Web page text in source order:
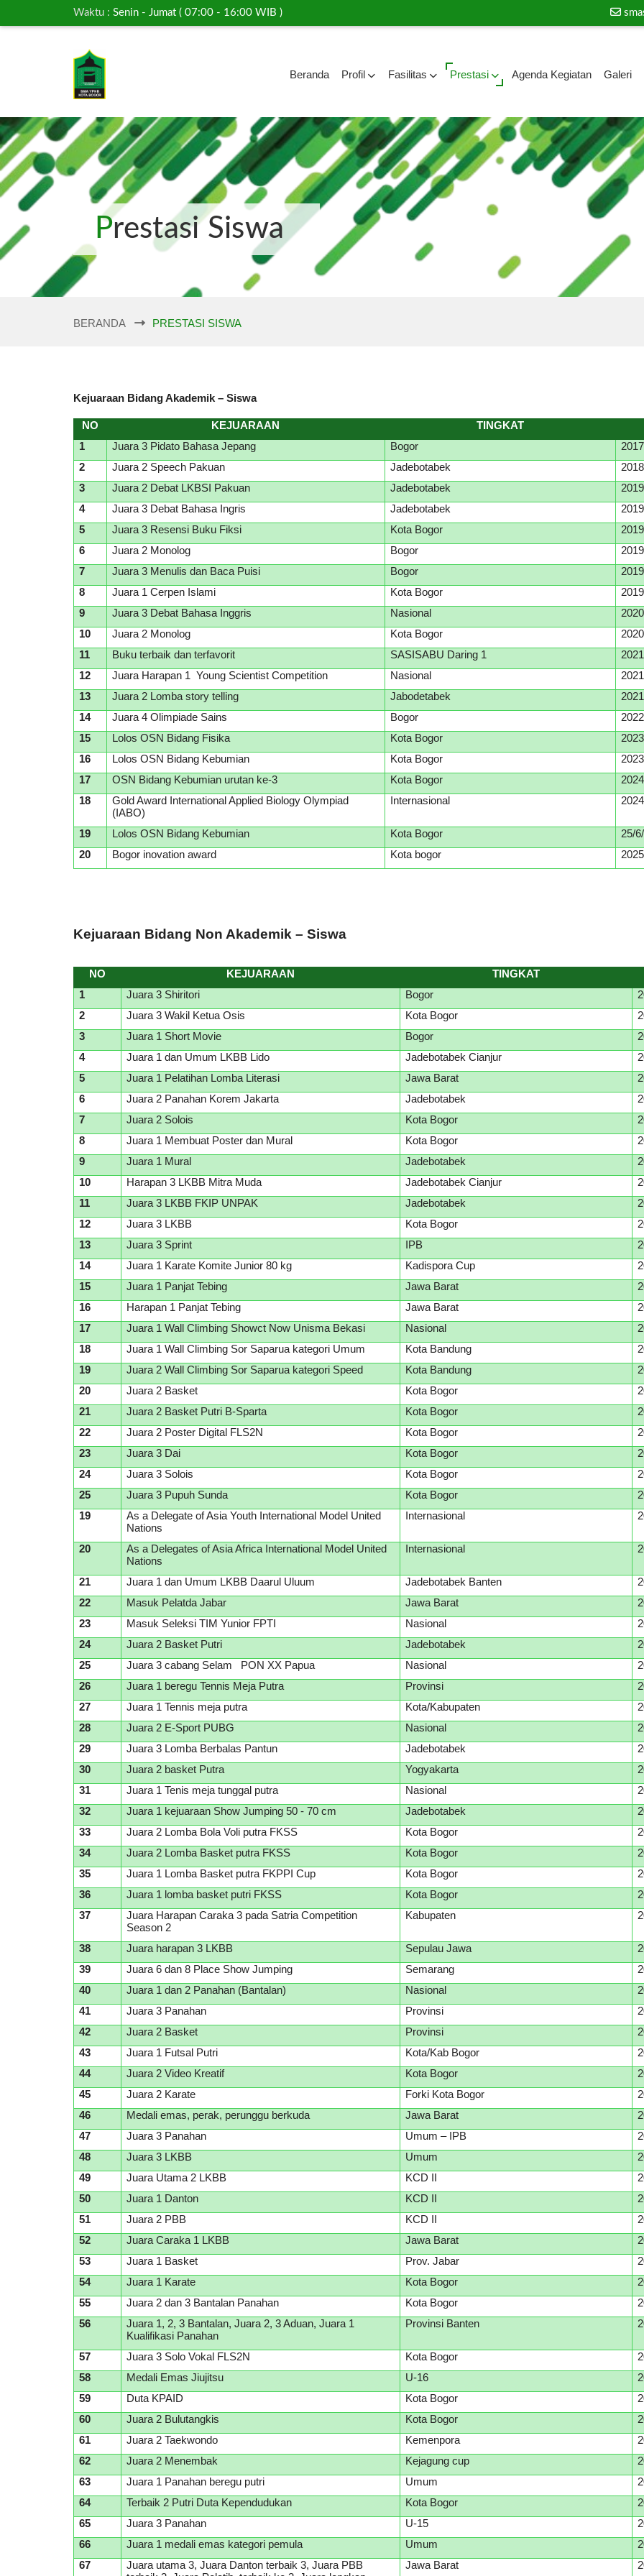
Waktu : Senin - Jumat ( 07:00 - 16:00 WIB )
Beranda Profil Fasilitas Prestasi Agenda Kegiatan Galeri
Prestasi Siswa
BERANDA PRESTASI SISWA
Kejuaraan Bidang Akademik – Siswa
NO KEJUARAAN TINGKAT
1
Juara 3 Pidato Bahasa Jepang Bogor
2017
2
Juara 2 Speech Pakuan Jadebotabek
2018
3
Juara 2 Debat LKBSI Pakuan Jadebotabek
2019
4
Juara 3 Debat Bahasa Ingris Jadebotabek
2019
5
Juara 3 Resensi Buku Fiksi Kota Bogor
2019
6
Juara 2 Monolog Bogor
2019
7
Juara 3 Menulis dan Baca Puisi Bogor
2019
8
Juara 1 Cerpen Islami Kota Bogor
2019
9
Juara 3 Debat Bahasa Inggris Nasional
2020
10
Juara 2 Monolog Kota Bogor
2020
11
Buku terbaik dan terfavorit SASISABU Daring 1
2021
12
Juara Harapan 1 Young Scientist Competition Nasional
2021
13
Juara 2 Lomba story telling Jabodetabek 2021
14
Juara 4 Olimpiade Sains Bogor
2022
15
Lolos OSN Bidang Fisika Kota Bogor
2023
16
Lolos OSN Bidang Kebumian Kota Bogor
2023
17
OSN Bidang Kebumian urutan ke-3 Kota Bogor
2024
18
Gold Award International Applied Biology Olympiad
(IABO)
Internasional 2024
19 Lolos OSN Bidang Kebumian Kota Bogor
25/
20
Bogor inovation award Kota bogor 2025
Kejuaraan Bidang Non Akademik – Siswa
NO KEJUARAAN TINGKAT
1
Juara 3 Shiritori Bogor
2
Juara 3 Wakil Ketua Osis Kota Bogor
3
Juara 1 Short Movie Bogor
4
Juara 1 dan Umum LKBB Lido Jadebotabek Cianjur
5
Juara 1 Pelatihan Lomba Literasi Jawa Barat
6
Juara 2 Panahan Korem Jakarta Jadebotabek
7
Juara 2 Solois Kota Bogor
8
Juara 1 Membuat Poster dan Mural Kota Bogor
9
Juara 1 Mural Jadebotabek
10
Harapan 3 LKBB Mitra Muda Jadebotabek Cianjur
11
Juara 3 LKBB FKIP UNPAK Jadebotabek
12
Juara 3 LKBB Kota Bogor
13
Juara 3 Sprint IPB
14
Juara 1 Karate Komite Junior 80 kg Kadispora Cup
15
Juara 1 Panjat Tebing Jawa Barat
16 Harapan 1 Panjat Tebing Jawa Barat
17 Juara 1 Wall Climbing Showct Now Unisma Bekasi Nasional
18 Juara 1 Wall Climbing Sor Saparua kategori Umum Kota Bandung
19 Juara 2 Wall Climbing Sor Saparua kategori Speed Kota Bandung
20
Juara 2 Basket Kota Bogor
21
Juara 2 Basket Putri B-Sparta Kota Bogor
22
Juara 2 Poster Digital FLS2N Kota Bogor
23
Juara 3 Dai Kota Bogor
24
Juara 3 Solois Kota Bogor
25
Juara 3 Pupuh Sunda Kota Bogor
19
As a Delegate of Asia Youth International Model United
Nations
Internasional
20
As a Delegates of Asia Africa International Model United
Nations
Internasional
21 Juara 1 dan Umum LKBB Daarul Uluum Jadebotabek Banten
22
Masuk Pelatda Jabar Jawa Barat
23
Masuk Seleksi TIM Yunior FPTI Nasional
24
Juara 2 Basket Putri Jadebotabek
25
Juara 3 cabang Selam PON XX Papua Nasional
26
Juara 1 beregu Tennis Meja Putra Provinsi
27
Juara 1 Tennis meja putra Kota/Kabupaten
28
Juara 2 E-Sport PUBG Nasional
29
Juara 3 Lomba Berbalas Pantun Jadebotabek
30
Juara 2 basket Putra Yogyakarta
31
Juara 1 Tenis meja tunggal putra Nasional
32
Juara 1 kejuaraan Show Jumping 50 - 70 cm Jadebotabek
33
Juara 2 Lomba Bola Voli putra FKSS Kota Bogor
34
Juara 2 Lomba Basket putra FKSS Kota Bogor
35
Juara 1 Lomba Basket putra FKPPI Cup Kota Bogor
36
Juara 1 lomba basket putri FKSS Kota Bogor
37
Juara Harapan Caraka 3 pada Satria Competition
Season 2
Kabupaten
38 Juara harapan 3 LKBB Sepulau Jawa
39
Juara 6 dan 8 Place Show Jumping Semarang
40
Juara 1 dan 2 Panahan (Bantalan) Nasional
41
Juara 3 Panahan Provinsi
42
Juara 2 Basket Provinsi
43
Juara 1 Futsal Putri Kota/Kab Bogor
44
Juara 2 Video Kreatif Kota Bogor
45
Juara 2 Karate Forki Kota Bogor
46
Medali emas, perak, perunggu berkuda Jawa Barat
47
Juara 3 Panahan Umum – IPB
48
Juara 3 LKBB Umum
49
Juara Utama 2 LKBB KCD II
50
Juara 1 Danton KCD II
51
Juara 2 PBB KCD II
52
Juara Caraka 1 LKBB Jawa Barat
53
Juara 1 Basket Prov. Jabar
54
Juara 1 Karate Kota Bogor
55
Juara 2 dan 3 Bantalan Panahan Kota Bogor
56
Juara 1, 2, 3 Bantalan, Juara 2, 3 Aduan, Juara 1
Kualifikasi Panahan
Provinsi Banten
57 Juara 3 Solo Vokal FLS2N Kota Bogor
58
Medali Emas Jiujitsu U-16
59
Duta KPAID Kota Bogor
60
Juara 2 Bulutangkis Kota Bogor
61
Juara 2 Taekwondo Kemenpora
62
Juara 2 Menembak Kejagung cup
63
Juara 1 Panahan beregu putri Umum
64
Terbaik 2 Putri Duta Kependudukan Kota Bogor
65
Juara 3 Panahan U-15
66
Juara 1 medali emas kategori pemula Umum
67
Juara utama 3, Juara Danton terbaik 3, Juara PBB
Jawa Barat